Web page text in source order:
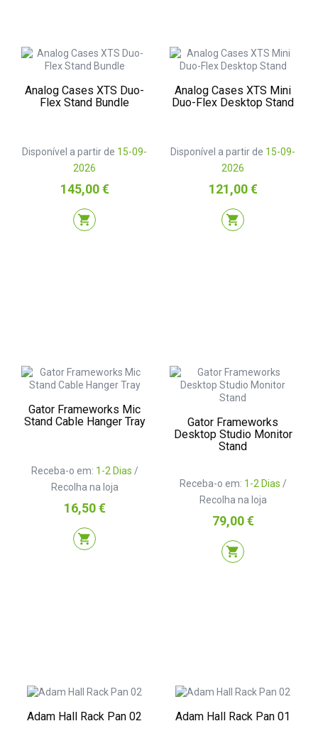
Analog Cases XTS Duo-
Flex Stand Bundle
Disponível a partir de 15-09-
2026
Preço
145,00 €
shopping_cart
Analog Cases XTS Mini
Duo-Flex Desktop Stand
Disponível a partir de 15-09-
2026
Preço
121,00 €
shopping_cart
Gator Frameworks Mic
Stand Cable Hanger Tray
Receba-o em: 1-2 Dias /
Recolha na loja
Preço
16,50 €
shopping_cart
Gator Frameworks
Desktop Studio Monitor
Stand
Receba-o em: 1-2 Dias /
Recolha na loja
Preço
79,00 €
shopping_cart
Adam Hall Rack Pan 02 Adam Hall Rack Pan 01